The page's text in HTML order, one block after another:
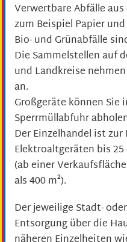
Verwertbare Abfälle
zum Beispiel Papier
Bio- und Grünabfälle
Die Sammelstellen auf
und Landkreise
an.
Großgeräte können
Sperrmüllabfuhr
Der Einzelhandel ist
Elektroaltgeräten bis
(ab einer
als 400 m²).
Der jeweilige Stadt-
Entsorgung über die